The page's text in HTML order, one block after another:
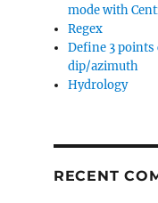
mode with
Regex
Define 3
dip/azimuth
Hydrology
RECENT